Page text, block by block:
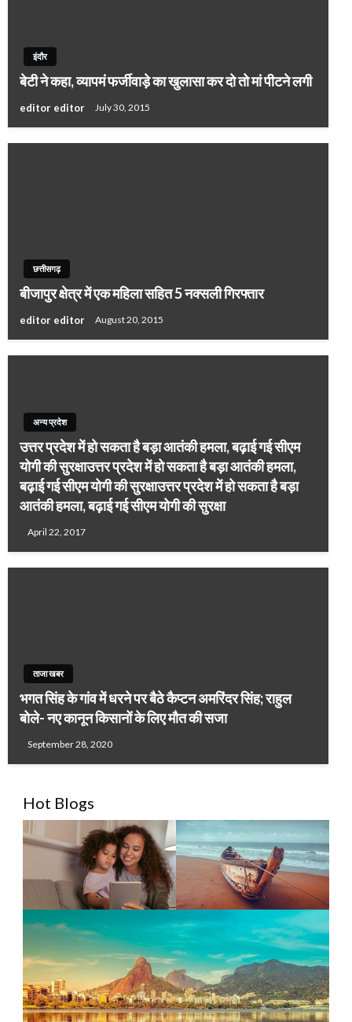
इंदौर
बेटी ने कहा, व्यापमं फर्जीवाड़े का खुलासा कर दो तो मां पीटने लगी
editor editor July 30, 2015
छत्तीसगढ़
बीजापुर क्षेत्र में एक महिला सहित 5 नक्सली गिरफ्तार
editor editor August 20, 2015
अन्य प्रदेश
उत्तर प्रदेश में हो सकता है बड़ा आतंकी हमला, बढ़ाई गई सीएम
योगी की सुरक्षाउत्तर प्रदेश में हो सकता है बड़ा आतंकी हमला,
बढ़ाई गई सीएम योगी की सुरक्षाउत्तर प्रदेश में हो सकता है बड़ा
आतंकी हमला, बढ़ाई गई सीएम योगी की सुरक्षा
April 22, 2017
ताजा खबर
भगत सिंह के गांव में धरने पर बैठे कैप्टन अमरिंदर सिंह; राहुल
बोले- नए कानून किसानों के लिए मौत की सजा
September 28, 2020
Hot Blogs